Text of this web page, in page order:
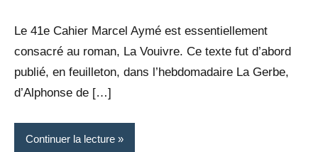
Le 41e Cahier Marcel Aymé est essentiellement
consacré au roman, La Vouivre. Ce texte fut d’abord
publié, en feuilleton, dans l’hebdomadaire La Gerbe,
d’Alphonse de […]
Continuer la lecture